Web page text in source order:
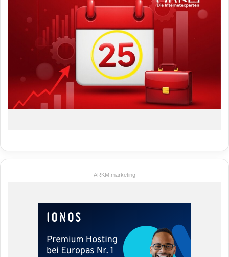
ARKM.marketing